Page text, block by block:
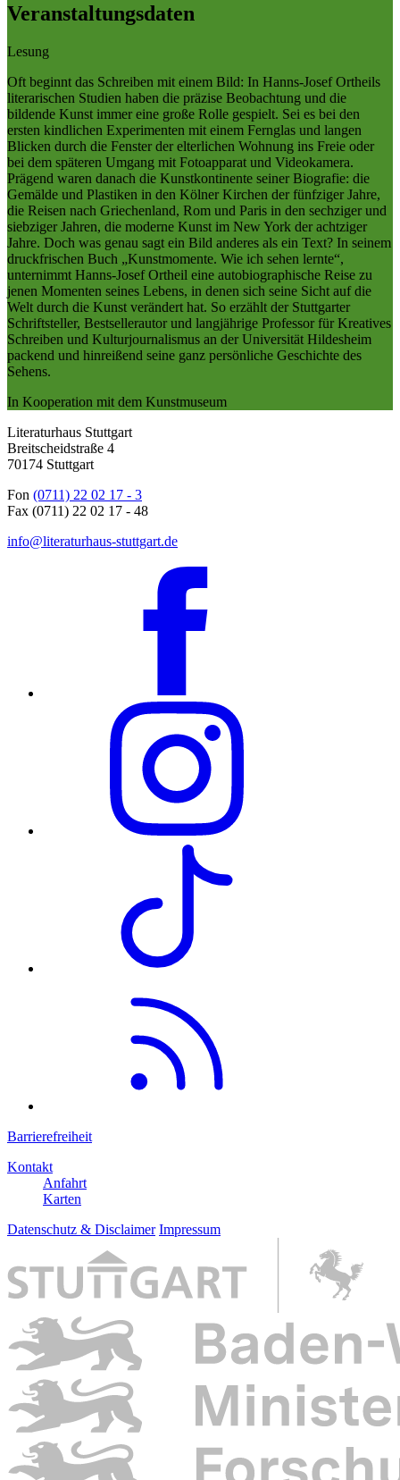
Veranstaltungsdaten
Lesung
Oft beginnt das Schreiben mit einem Bild: In Hanns-Josef Ortheils
literarischen Studien haben die präzise Beobachtung und die
bildende Kunst immer eine große Rolle gespielt. Sei es bei den
ersten kindlichen Experimenten mit einem Fernglas und langen
Blicken durch die Fenster der elterlichen Wohnung ins Freie oder
bei dem späteren Umgang mit Fotoapparat und Videokamera.
Prägend waren danach die Kunstkontinente seiner Biografie: die
Gemälde und Plastiken in den Kölner Kirchen der fünfziger Jahre,
die Reisen nach Griechenland, Rom und Paris in den sechziger und
siebziger Jahren, die moderne Kunst im New York der achtziger
Jahre. Doch was genau sagt ein Bild anderes als ein Text? In seinem
druckfrischen Buch „Kunstmomente. Wie ich sehen lernte“,
unternimmt Hanns-Josef Ortheil eine autobiographische Reise zu
jenen Momenten seines Lebens, in denen sich seine Sicht auf die
Welt durch die Kunst verändert hat. So erzählt der Stuttgarter
Schriftsteller, Bestsellerautor und langjährige Professor für Kreatives
Schreiben und Kulturjournalismus an der Universität Hildesheim
packend und hinreißend seine ganz persönliche Geschichte des
Sehens.
In Kooperation mit dem Kunstmuseum
Literaturhaus Stuttgart
Breitscheidstraße 4
70174 Stuttgart
Fon (0711) 22 02 17 - 3
Fax (0711) 22 02 17 - 48
info@literaturhaus-stuttgart.de
Barrierefreiheit
Kontakt
Anfahrt
Karten
Datenschutz & Disclaimer Impressum